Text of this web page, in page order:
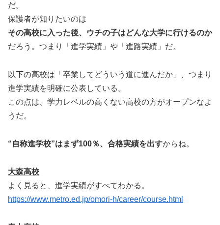
だ。
保護者が知りたいのは
その高校に入った後、ウチの子はどんな大学に行けるのか
だろう。つまり「進学実績」や「進路実績」だ。
以下の高校は「卒業してどういう道に進んだか」、つまり
進学実績を明確に公表している。
この点は、学力レベルの高くない高校の方がオープンなよ
うだ。
“自称進学校”はまず100％、合格実績を出すからね。
大森高校
よく見ると、進学実績がすべてわかる。
https://www.metro.ed.jp/omori-h/career/course.html